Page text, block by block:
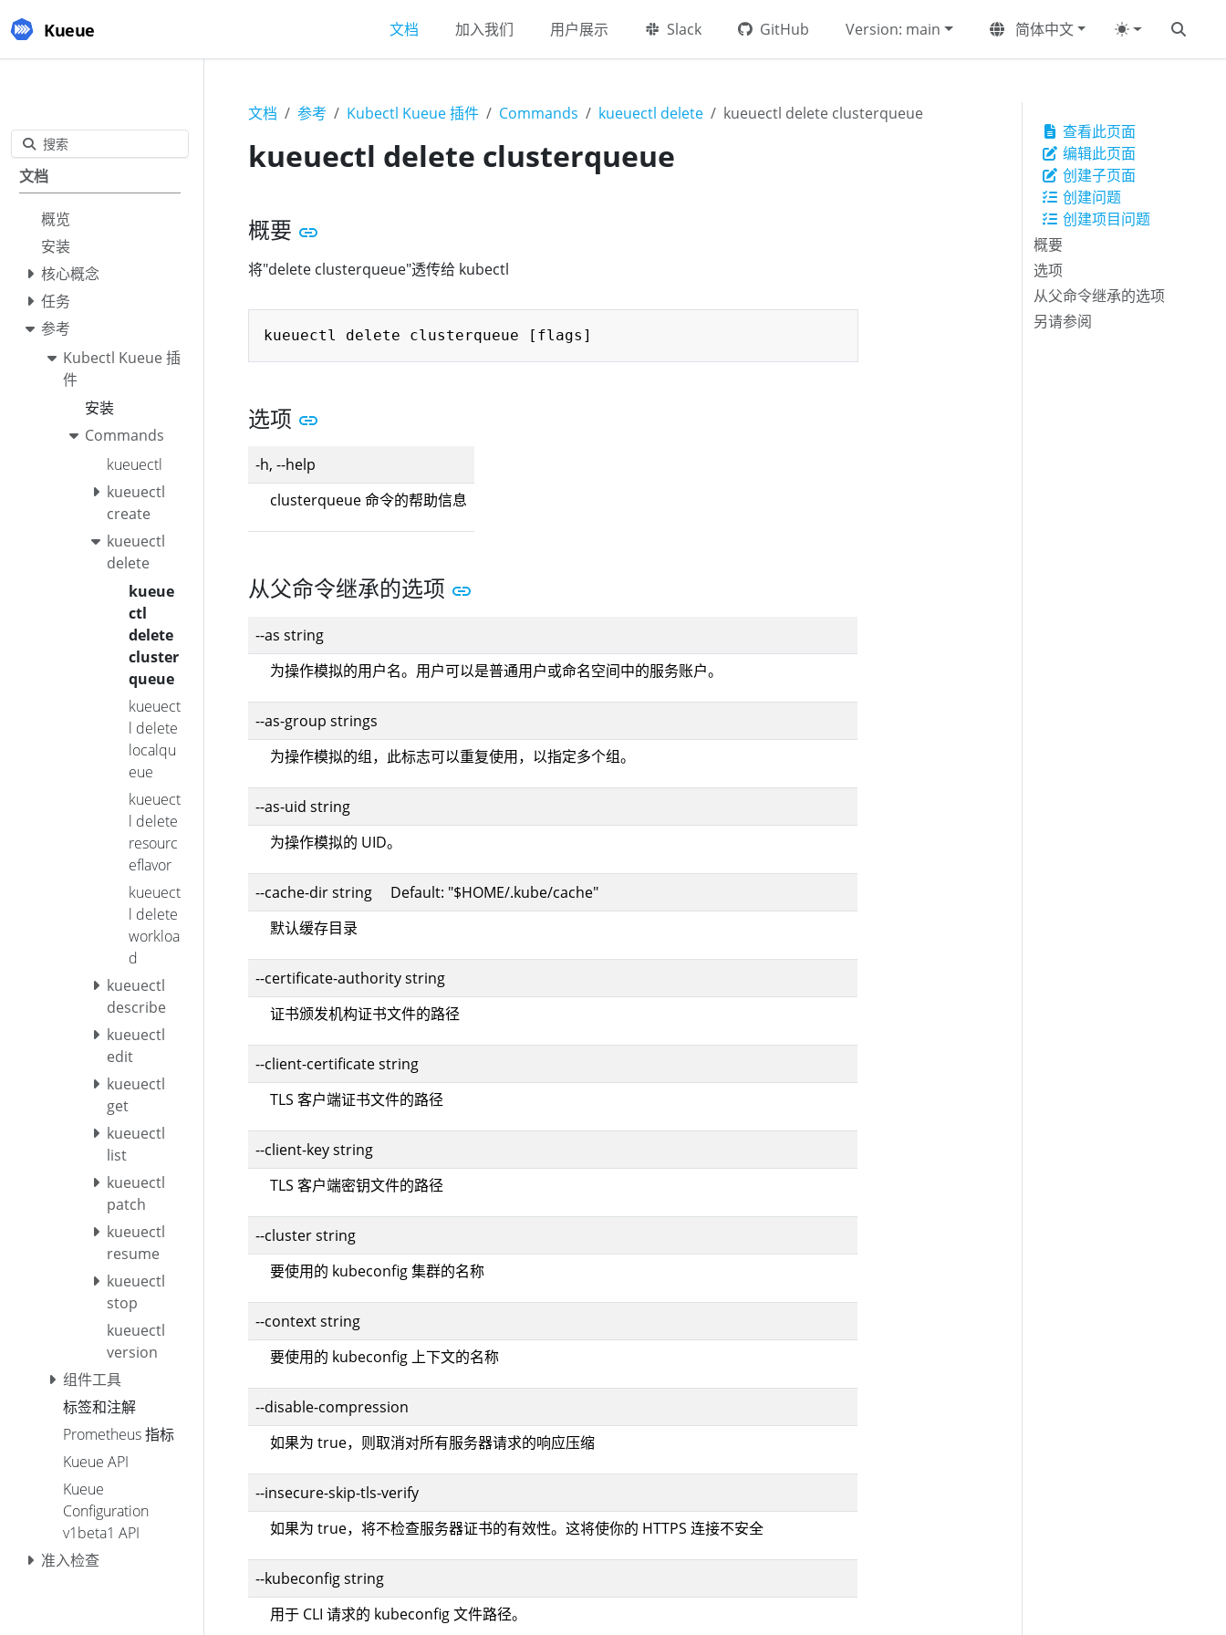
Kueue 文档 加入我们 用户展示 Slack GitHub Version: main 简体中文
搜索
文档
概览
安装
核心概念
任务
参考
Kubectl Kueue 插
件
安装
Commands
kueuectl
kueuectl
create
kueuectl
delete
kueue
ctl
delete
cluster
queue
kueuect
l delete
localqu
eue
kueuect
l delete
resourc
eflavor
kueuect
l delete
workloa
d
kueuectl
describe
kueuectl
edit
kueuectl
get
kueuectl
list
kueuectl
patch
kueuectl
resume
kueuectl
stop
kueuectl
version
组件工具
标签和注解
Prometheus 指标
Kueue API
Kueue
Configuration
v1beta1 API
准入检查
查看此页面
编辑此页面
创建子页面
创建问题
创建项目问题
概要
选项
从父命令继承的选项
另请参阅
文档 参考 Kubectl Kueue 插件 Commands kueuectl delete kueuectl delete clusterqueue
kueuectl delete clusterqueue
概要
将"delete clusterqueue"透传给 kubectl
选项
-h, --help
clusterqueue 命令的帮助信息
从父命令继承的选项
--as string
为操作模拟的用户名。用户可以是普通用户或命名空间中的服务账户。
--as-group strings
为操作模拟的组，此标志可以重复使用，以指定多个组。
--as-uid string
为操作模拟的 UID。
--cache-dir string Default: "$HOME/.kube/cache"
默认缓存目录
--certificate-authority string
证书颁发机构证书文件的路径
--client-certificate string
TLS 客户端证书文件的路径
--client-key string
TLS 客户端密钥文件的路径
--cluster string
要使用的 kubeconfig 集群的名称
--context string
要使用的 kubeconfig 上下文的名称
--disable-compression
如果为 true，则取消对所有服务器请求的响应压缩
--insecure-skip-tls-verify
如果为 true，将不检查服务器证书的有效性。这将使你的 HTTPS 连接不安全
--kubeconfig string
用于 CLI 请求的 kubeconfig 文件路径。